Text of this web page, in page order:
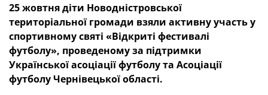
25 жовтня діти Новодністровської
територіальної громади взяли активну участь у
спортивному святі «Відкриті фестивалі
футболу», проведеному за підтримки
Української асоціації футболу та Асоціації
футболу Чернівецької області.